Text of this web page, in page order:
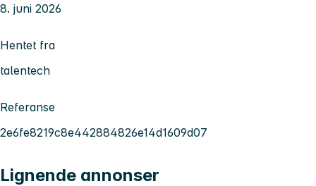
8. juni 2026
Hentet fra
talentech
Referanse
2e6fe8219c8e442884826e14d1609d07
Lignende annonser